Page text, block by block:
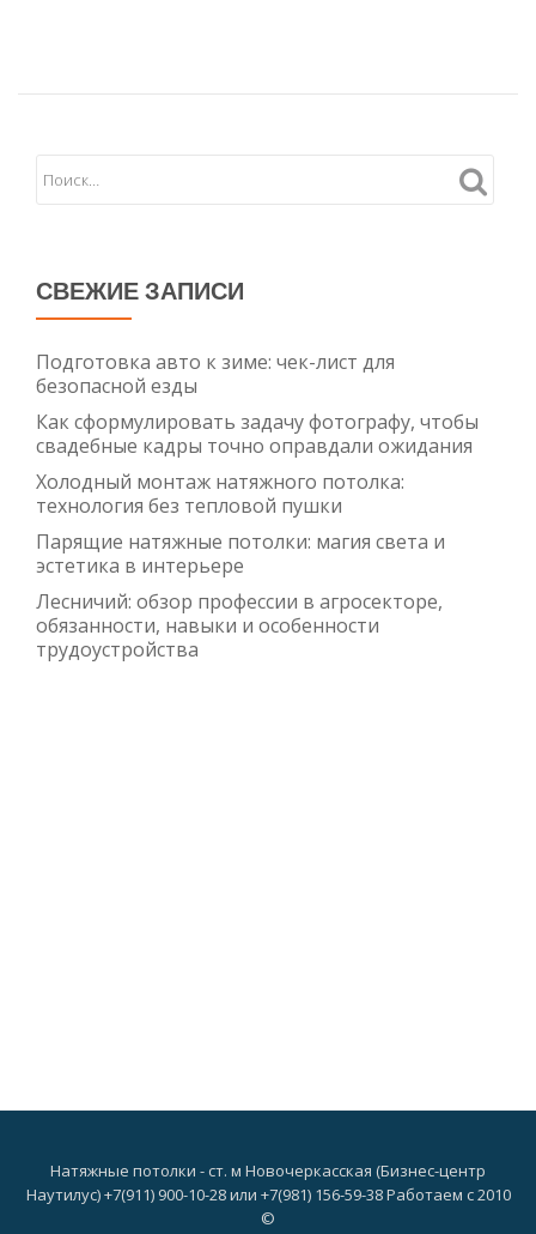
и
СВЕЖИЕ ЗАПИСИ
Подготовка авто к зиме: чек-лист для
безопасной езды
Как сформулировать задачу фотографу, чтобы
свадебные кадры точно оправдали ожидания
Холодный монтаж натяжного потолка:
технология без тепловой пушки
Парящие натяжные потолки: магия света и
эстетика в интерьере
Лесничий: обзор профессии в агросекторе,
обязанности, навыки и особенности
трудоустройства
Натяжные потолки - ст. м Новочеркасская (Бизнес-центр
Наутилус) +7(911) 900-10-28 или +7(981) 156-59-38 Работаем с 2010
©